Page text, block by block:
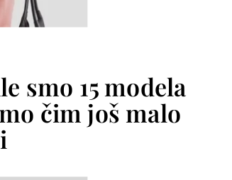
smo 15 modela
čim još malo